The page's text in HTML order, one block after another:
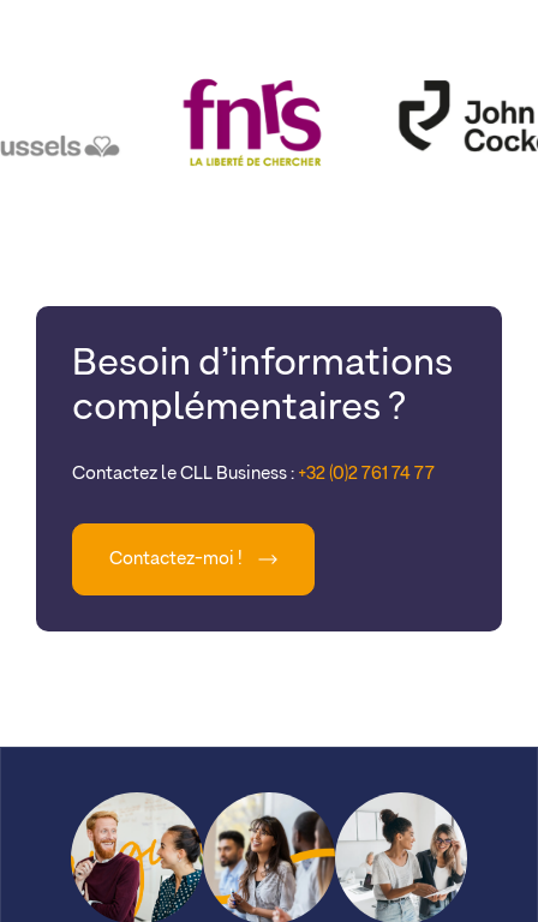
Besoin d’informations
complémentaires ?
Contactez le CLL Business : +32 (0)2 761 74 77
Contactez-moi !